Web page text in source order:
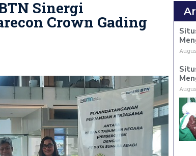
Sinergi
Crown Gading